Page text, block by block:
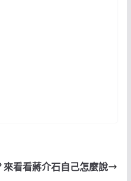
看看蔣介石自己怎麼說